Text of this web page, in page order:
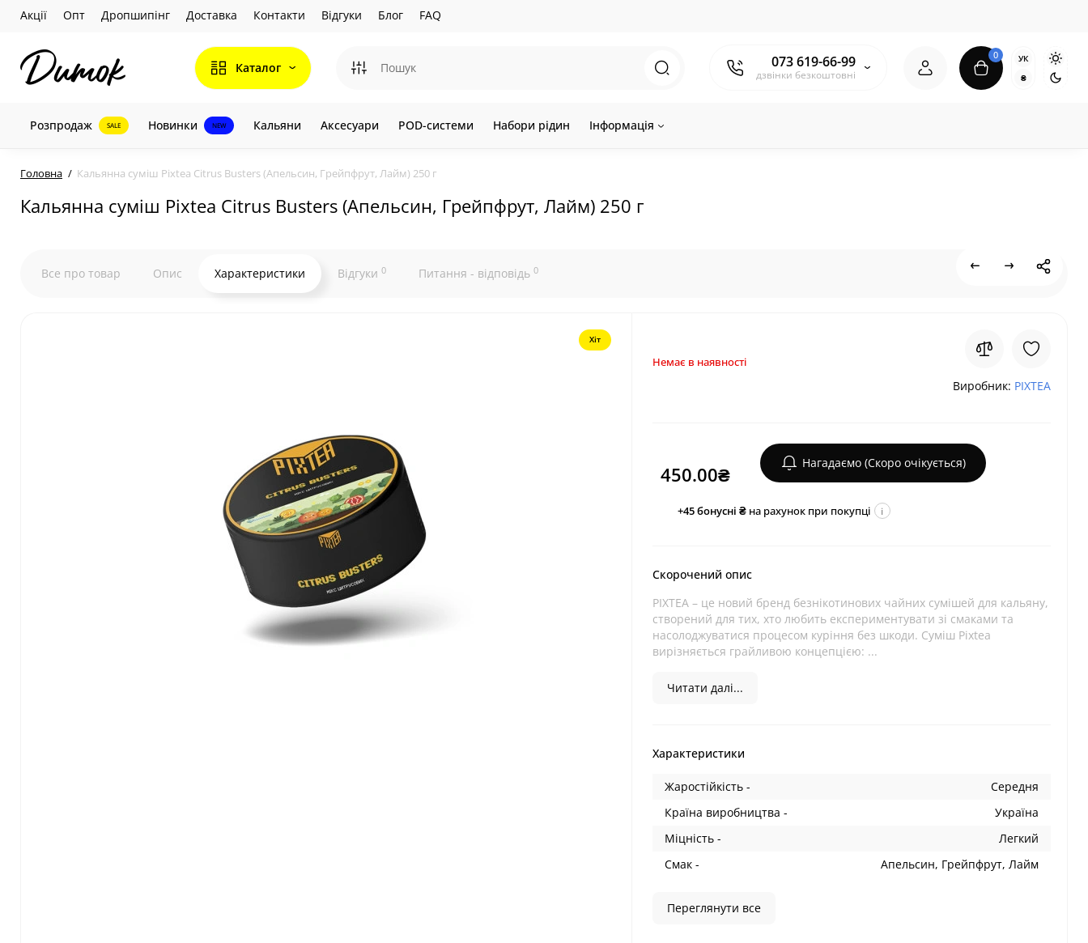
Акції Опт Дропшипінг Доставка Контакти Відгуки Блог FAQ
Каталог 073 619-66-99
дзвінки безкоштовні
0
УК
₴
Розпродаж SALE Новинки NEW Кальяни Аксесуари POD-системи Набори рідин Інформація
Головна Кальянна суміш Pixtea Citrus Busters (Апельсин, Грейпфрут, Лайм) 250 г
Кальянна суміш Pixtea Citrus Busters (Апельсин, Грейпфрут, Лайм) 250 г
Все про товар Опис Характеристики Відгуки 0 Питання - відповідь 0
Хіт
Немає в наявності
Виробник: PIXTEA
450.00₴ Нагадаємо (Скоро очікується)
+45бонусні ₴на рахунок при покупці i
Скорочений опис
PIXTEA – це новий бренд безнікотинових чайних сумішей для кальяну,
створений для тих, хто любить експериментувати зі смаками та
насолоджуватися процесом куріння без шкоди. Суміш Pixtea
вирізняється грайливою концепцією: ...
Читати далі...
Характеристики
Жаростійкість -
Середня
Країна виробництва -
Україна
Міцність -
Легкий
Смак -
Апельсин, Грейпфрут, Лайм
Переглянути все